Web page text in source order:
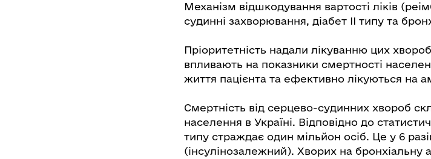
Механізм відшкодування вартості ліків
судинні захворювання, діабет ІІ типу та
Пріоритетність надали лікуванню цих
впливають на показники смертності
життя пацієнта та ефективно лікуються на
Смертність від серцево-судинних хвороб
населення в Україні. Відповідно до
типу страждає один мільйон осіб. Це у 6
(інсулінозалежний). Хворих на бронхіальну